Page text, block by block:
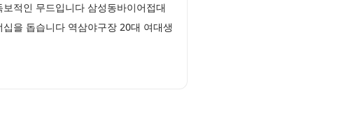
적인 무드입니다 삼성동바이어접대
을 돕습니다 역삼야구장 20대 여대생